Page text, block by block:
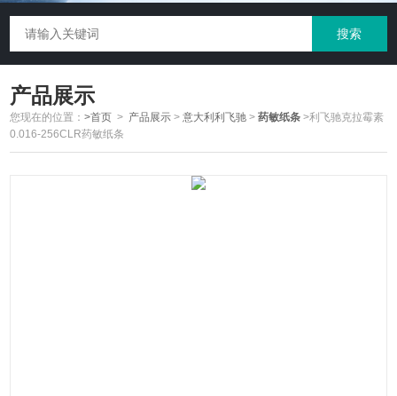
产品展示
您现在的位置：>首页 > 产品展示 >意大利利飞驰 >药敏纸条 >利飞驰克拉霉素
0.016-256CLR药敏纸条